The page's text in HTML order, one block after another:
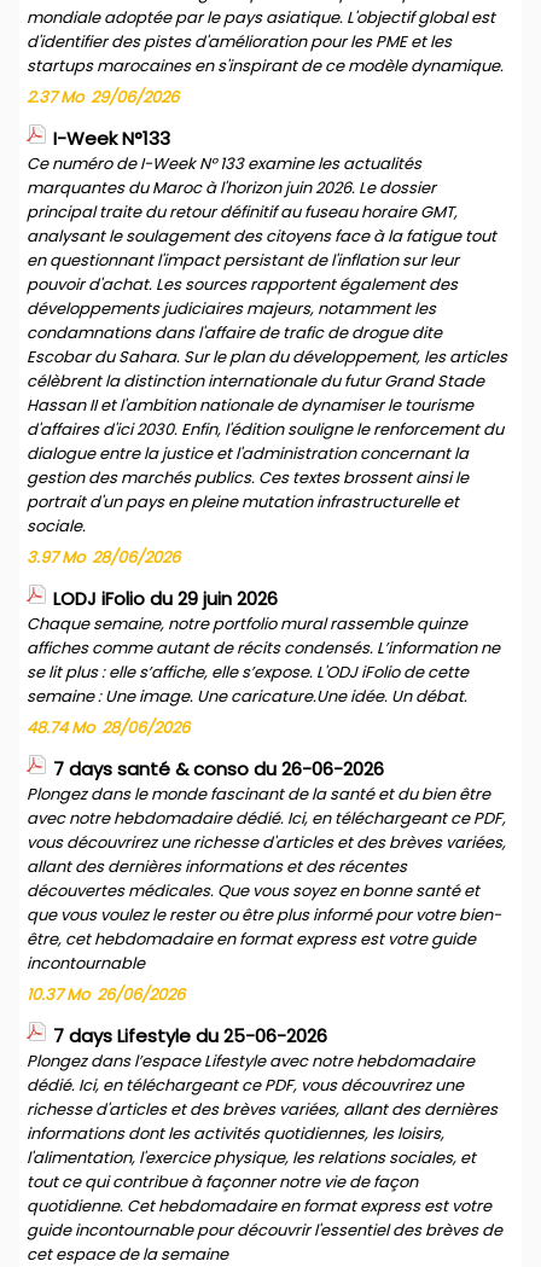
mondiale adoptée par le pays asiatique. L'objectif global est
d'identifier des pistes d'amélioration pour les PME et les
startups marocaines en s'inspirant de ce modèle dynamique.
2.37 Mo 29/06/2026
I-Week N°133
Ce numéro de I-Week N° 133 examine les actualités
marquantes du Maroc à l'horizon juin 2026. Le dossier
principal traite du retour définitif au fuseau horaire GMT,
analysant le soulagement des citoyens face à la fatigue tout
en questionnant l'impact persistant de l'inflation sur leur
pouvoir d'achat. Les sources rapportent également des
développements judiciaires majeurs, notamment les
condamnations dans l'affaire de trafic de drogue dite
Escobar du Sahara. Sur le plan du développement, les articles
célèbrent la distinction internationale du futur Grand Stade
Hassan II et l'ambition nationale de dynamiser le tourisme
d'affaires d'ici 2030. Enfin, l'édition souligne le renforcement du
dialogue entre la justice et l'administration concernant la
gestion des marchés publics. Ces textes brossent ainsi le
portrait d'un pays en pleine mutation infrastructurelle et
sociale.
3.97 Mo 28/06/2026
LODJ iFolio du 29 juin 2026
Chaque semaine, notre portfolio mural rassemble quinze
affiches comme autant de récits condensés. L’information ne
se lit plus : elle s’affiche, elle s’expose. L'ODJ iFolio de cette
semaine : Une image. Une caricature.Une idée. Un débat.
48.74 Mo 28/06/2026
7 days santé & conso du 26-06-2026
Plongez dans le monde fascinant de la santé et du bien être
avec notre hebdomadaire dédié. Ici, en téléchargeant ce PDF,
vous découvrirez une richesse d'articles et des brèves variées,
allant des dernières informations et des récentes
découvertes médicales. Que vous soyez en bonne santé et
que vous voulez le rester ou être plus informé pour votre bien-
être, cet hebdomadaire en format express est votre guide
incontournable
10.37 Mo 26/06/2026
7 days Lifestyle du 25-06-2026
Plongez dans l’espace Lifestyle avec notre hebdomadaire
dédié. Ici, en téléchargeant ce PDF, vous découvrirez une
richesse d'articles et des brèves variées, allant des dernières
informations dont les activités quotidiennes, les loisirs,
l'alimentation, l'exercice physique, les relations sociales, et
tout ce qui contribue à façonner notre vie de façon
quotidienne. Cet hebdomadaire en format express est votre
guide incontournable pour découvrir l'essentiel des brèves de
cet espace de la semaine